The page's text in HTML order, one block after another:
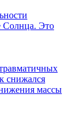
Солнца. Это
снижался
массы